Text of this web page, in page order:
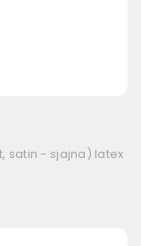
satin - sjajna) latex